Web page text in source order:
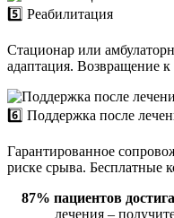
5️⃣ Реабилитация
Стационар или
адаптация. Возвращение к
6️⃣ Поддержка после
Гарантированное
риске срыва. Бесплатные
87% пациентов
лечения –